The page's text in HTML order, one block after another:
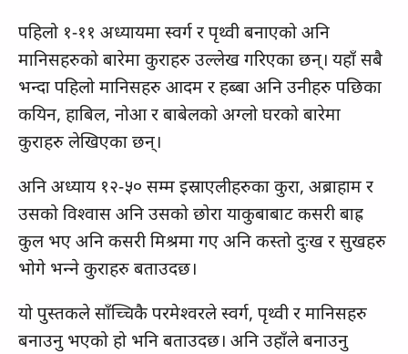
पहिलो १-११ अध्‍यायमा स्‍वर्ग र पृथ्‍वी बनाएको अनि
मानिसहरुको बारेमा कुराहरु उल्‍लेख गरिएका छन्‌। यहाँ सबै
भन्‍दा पहिलो मानिसहरु आदम र हब्‍बा अनि उनीहरु पछिका
कयिन, हाबिल, नोआ र बाबेलको अग्‍लो घरको बारेमा
कुराहरु लेखिएका छन्‌।
अनि अध्‍याय १२-५० सम्‍म इस्राएलीहरुका कुरा, अब्राहाम र
उसको विश्‍वास अनि उसको छोरा याकुबाबाट कसरी बाह्र
कुल भए अनि कसरी मिश्रमा गए अनि कस्‍तो दुःख र सुखहरु
भोगे भन्‍ने कुराहरु बताउदछ।
यो पुस्‍तकले साँच्‍चिकै परमेश्‍वरले स्‍वर्ग, पृथ्‍वी र मानिसहरु
बनाउनु भएको हो भनि बताउदछ। अनि उहाँले बनाउनु